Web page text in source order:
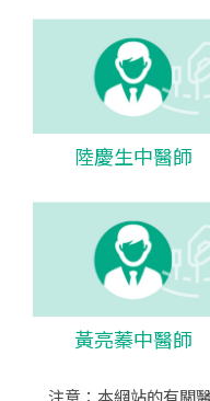
陸慶生中醫師
黃亮蓁中醫師
注意：本網站的有關